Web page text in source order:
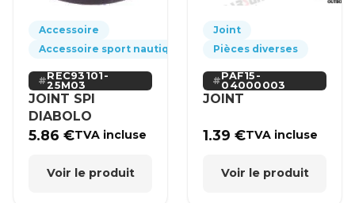
Accessoire
Accessoire sport nautique
REC93101-
25M03
JOINT SPI
DIABOLO
5.86€TVA incluse
Voir le produit
Joint
Pièces diverses
PAF15-
04000003
JOINT
1.39€TVA incluse
Voir le produit